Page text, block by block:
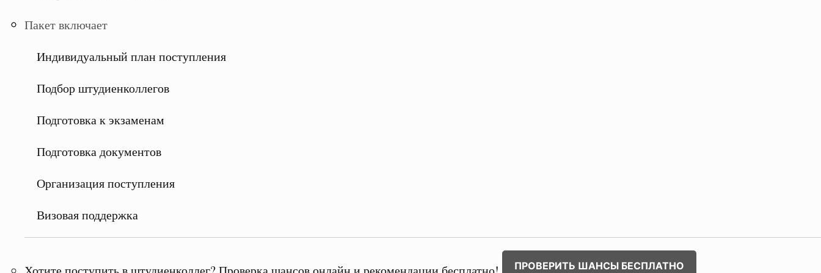
Пакет включает
Индивидуальный план поступления
Подбор штудиенколлегов
Подготовка к экзаменам
Подготовка документов
Организация поступления
Визовая поддержка
ПРОВЕРИТЬ ШАНСЫ БЕСПЛАТНО